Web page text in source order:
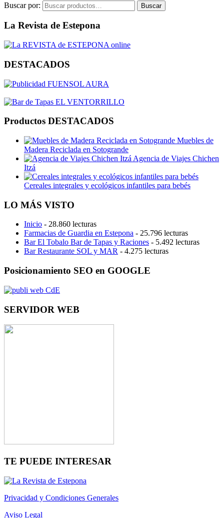
Buscar por: Buscar
La Revista de Estepona
DESTACADOS
Productos DESTACADOS
Muebles de
Madera Reciclada en Sotogrande
Agencia de Viajes Chichen
Itzá
Cereales integrales y ecológicos infantiles para bebés
LO MÁS VISTO
Inicio - 28.860 lecturas
Farmacias de Guardia en Estepona - 25.796 lecturas
Bar El Tobalo Bar de Tapas y Raciones - 5.492 lecturas
Bar Restaurante SOL y MAR - 4.275 lecturas
Posicionamiento SEO en GOOGLE
SERVIDOR WEB
TE PUEDE INTERESAR
Privacidad y Condiciones Generales
Aviso Legal